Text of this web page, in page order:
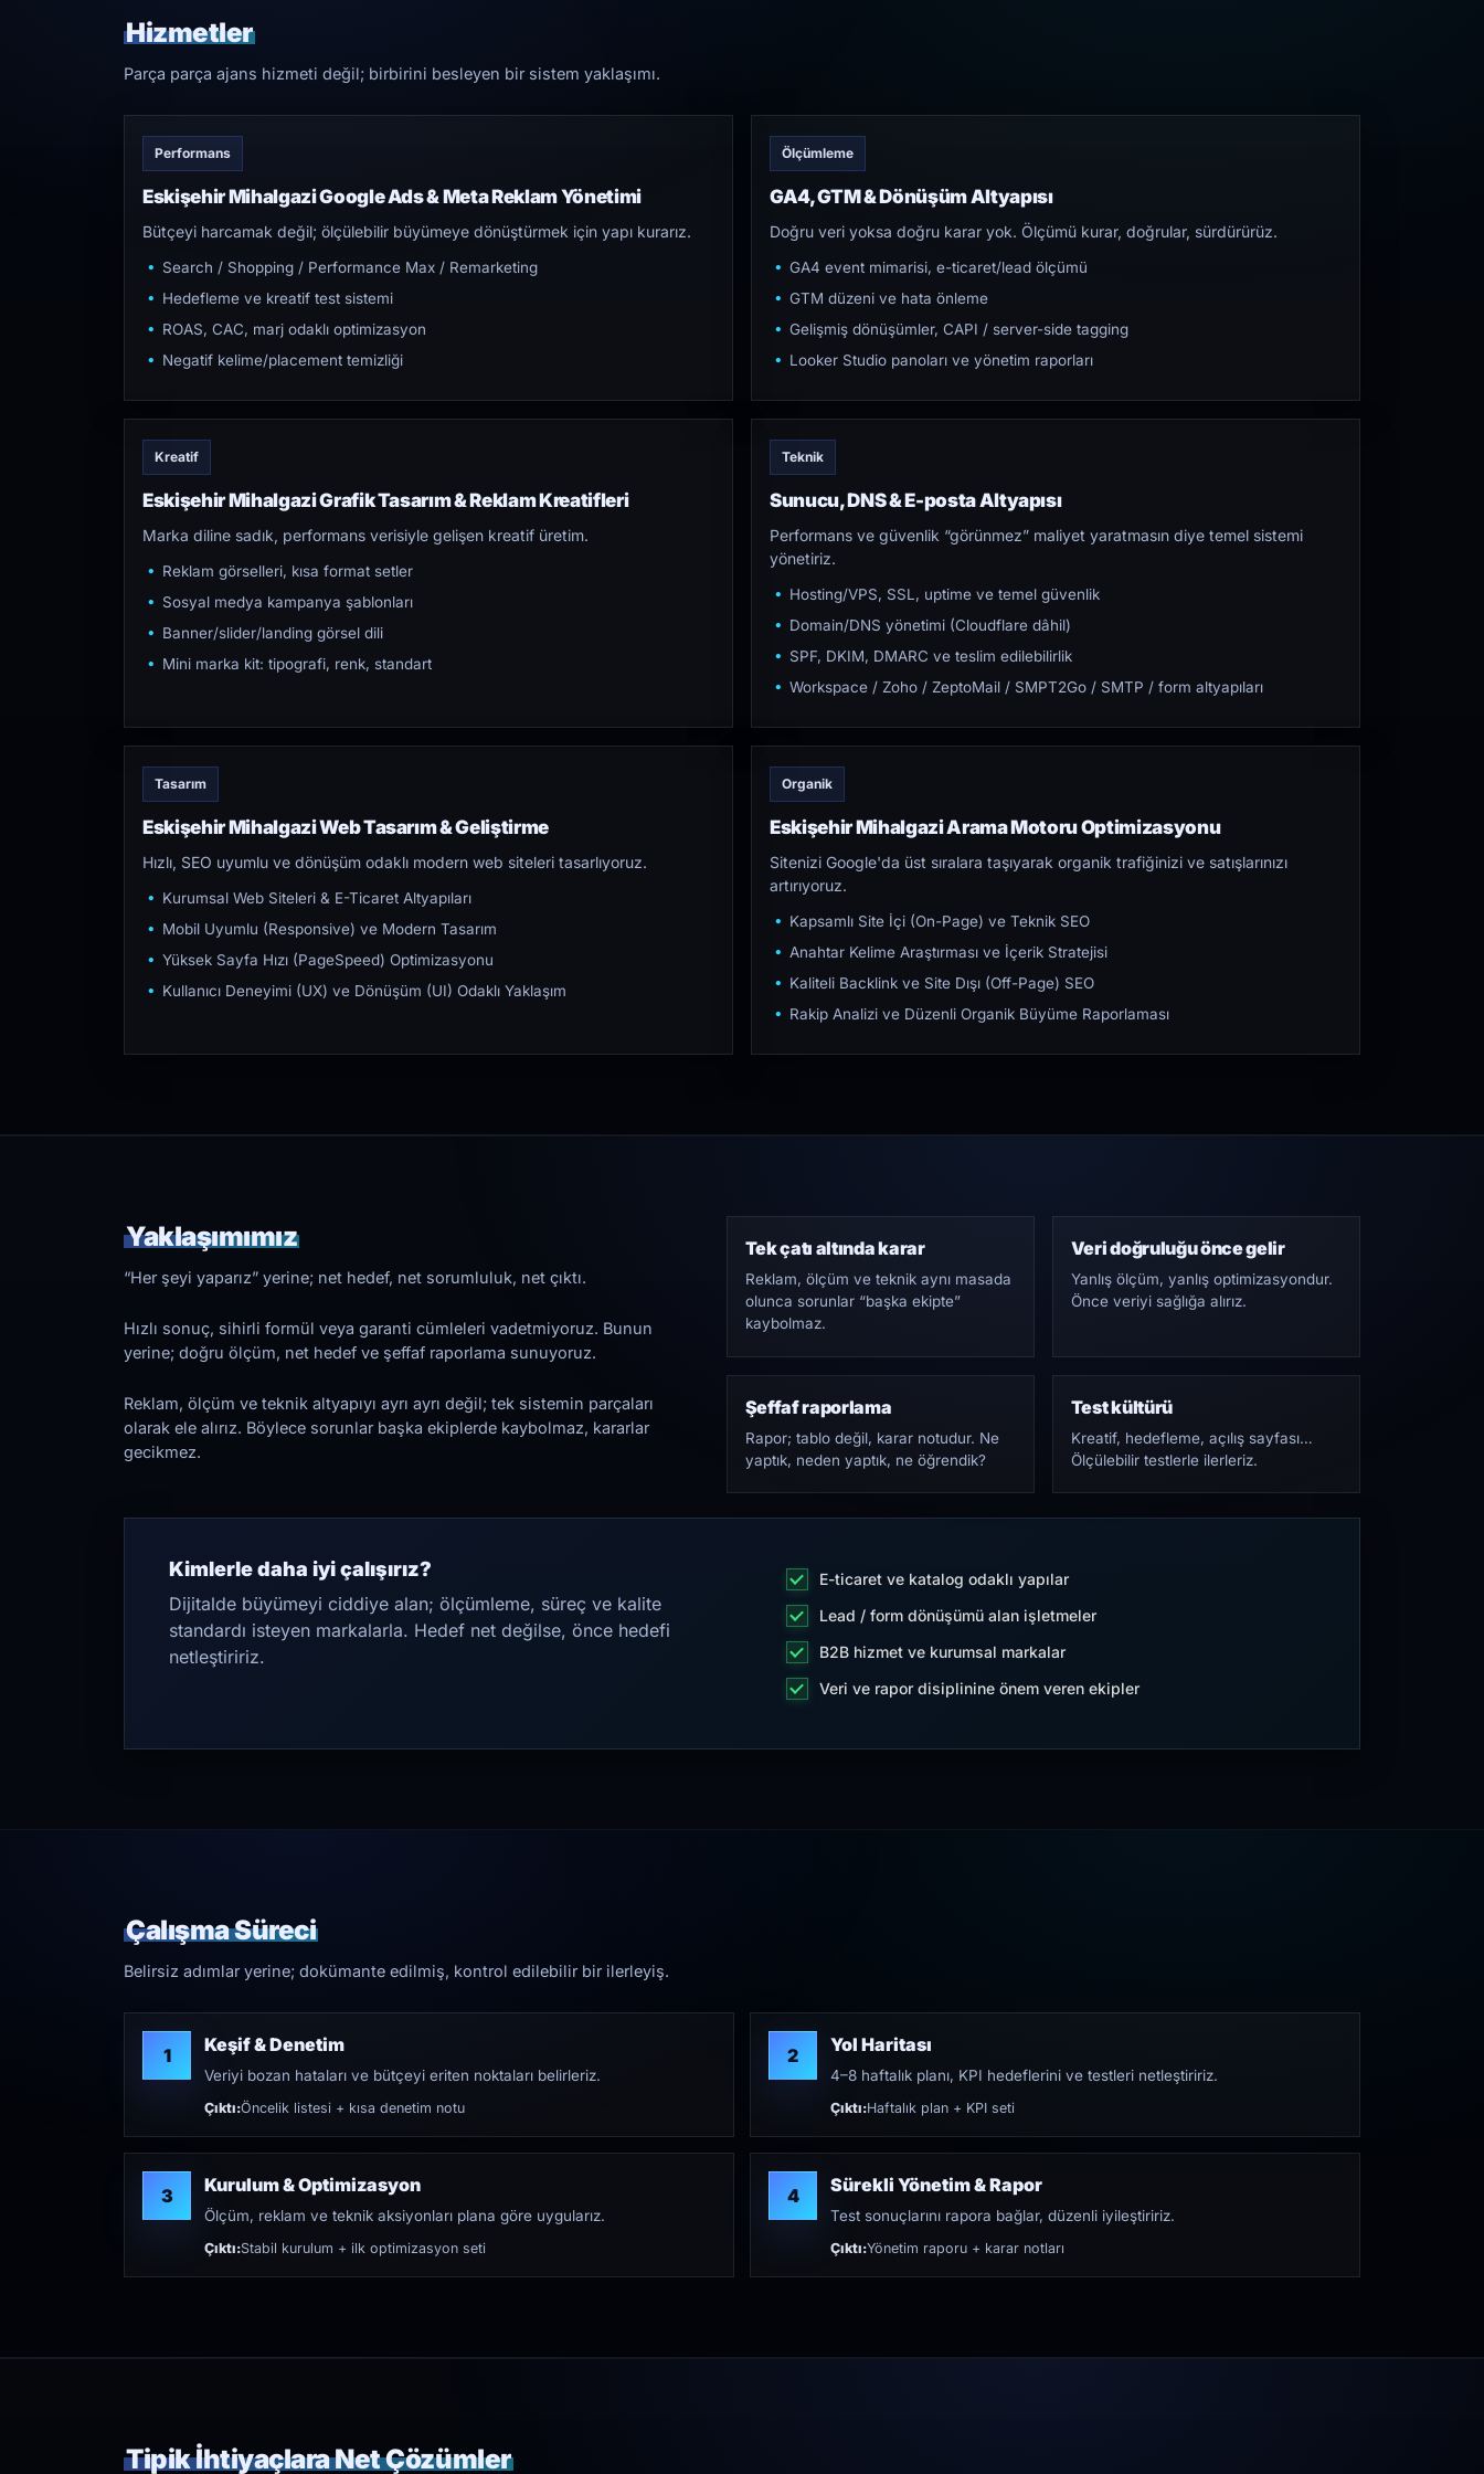
Hizmetler
Parça parça ajans hizmeti değil; birbirini besleyen bir sistem yaklaşımı.
Performans
Eskişehir Mihalgazi Google Ads & Meta Reklam Yönetimi
Bütçeyi harcamak değil; ölçülebilir büyümeye dönüştürmek için yapı kurarız.
Search / Shopping / Performance Max / Remarketing
Hedefleme ve kreatif test sistemi
ROAS, CAC, marj odaklı optimizasyon
Negatif kelime/placement temizliği
Ölçümleme
GA4, GTM & Dönüşüm Altyapısı
Doğru veri yoksa doğru karar yok. Ölçümü kurar, doğrular, sürdürürüz.
GA4 event mimarisi, e-ticaret/lead ölçümü
GTM düzeni ve hata önleme
Gelişmiş dönüşümler, CAPI / server-side tagging
Looker Studio panoları ve yönetim raporları
Kreatif
Eskişehir Mihalgazi Grafik Tasarım & Reklam Kreatifleri
Marka diline sadık, performans verisiyle gelişen kreatif üretim.
Reklam görselleri, kısa format setler
Sosyal medya kampanya şablonları
Banner/slider/landing görsel dili
Mini marka kit: tipografi, renk, standart
Teknik
Sunucu, DNS & E-posta Altyapısı
Performans ve güvenlik “görünmez” maliyet yaratmasın diye temel sistemi
yönetiriz.
Hosting/VPS, SSL, uptime ve temel güvenlik
Domain/DNS yönetimi (Cloudflare dâhil)
SPF, DKIM, DMARC ve teslim edilebilirlik
Workspace / Zoho / ZeptoMail / SMPT2Go / SMTP / form altyapıları
Tasarım
Eskişehir Mihalgazi Web Tasarım & Geliştirme
Hızlı, SEO uyumlu ve dönüşüm odaklı modern web siteleri tasarlıyoruz.
Kurumsal Web Siteleri & E-Ticaret Altyapıları
Mobil Uyumlu (Responsive) ve Modern Tasarım
Yüksek Sayfa Hızı (PageSpeed) Optimizasyonu
Kullanıcı Deneyimi (UX) ve Dönüşüm (UI) Odaklı Yaklaşım
Organik
Eskişehir Mihalgazi Arama Motoru Optimizasyonu
Sitenizi Google'da üst sıralara taşıyarak organik trafiğinizi ve satışlarınızı
artırıyoruz.
Kapsamlı Site İçi (On-Page) ve Teknik SEO
Anahtar Kelime Araştırması ve İçerik Stratejisi
Kaliteli Backlink ve Site Dışı (Off-Page) SEO
Rakip Analizi ve Düzenli Organik Büyüme Raporlaması
Yaklaşımımız
“Her şeyi yaparız” yerine; net hedef, net sorumluluk, net çıktı.
Hızlı sonuç, sihirli formül veya garanti cümleleri vadetmiyoruz. Bunun
yerine; doğru ölçüm, net hedef ve şeffaf raporlama sunuyoruz.
Reklam, ölçüm ve teknik altyapıyı ayrı ayrı değil; tek sistemin parçaları
olarak ele alırız. Böylece sorunlar başka ekiplerde kaybolmaz, kararlar
gecikmez.
Tek çatı altında karar
Reklam, ölçüm ve teknik aynı masada
olunca sorunlar “başka ekipte”
kaybolmaz.
Veri doğruluğu önce gelir
Yanlış ölçüm, yanlış optimizasyondur.
Önce veriyi sağlığa alırız.
Şeffaf raporlama
Rapor; tablo değil, karar notudur. Ne
yaptık, neden yaptık, ne öğrendik?
Test kültürü
Kreatif, hedefleme, açılış sayfası…
Ölçülebilir testlerle ilerleriz.
Kimlerle daha iyi çalışırız?
Dijitalde büyümeyi ciddiye alan; ölçümleme, süreç ve kalite
standardı isteyen markalarla. Hedef net değilse, önce hedefi
netleştiririz.
E-ticaret ve katalog odaklı yapılar
Lead / form dönüşümü alan işletmeler
B2B hizmet ve kurumsal markalar
Veri ve rapor disiplinine önem veren ekipler
Çalışma Süreci
Belirsiz adımlar yerine; dokümante edilmiş, kontrol edilebilir bir ilerleyiş.
1 Keşif & Denetim
Veriyi bozan hataları ve bütçeyi eriten noktaları belirleriz.
Çıktı:Öncelik listesi + kısa denetim notu
2 Yol Haritası
4–8 haftalık planı, KPI hedeflerini ve testleri netleştiririz.
Çıktı:Haftalık plan + KPI seti
3 Kurulum & Optimizasyon
Ölçüm, reklam ve teknik aksiyonları plana göre uygularız.
Çıktı:Stabil kurulum + ilk optimizasyon seti
4 Sürekli Yönetim & Rapor
Test sonuçlarını rapora bağlar, düzenli iyileştiririz.
Çıktı:Yönetim raporu + karar notları
Tipik İhtiyaçlara Net Çözümler